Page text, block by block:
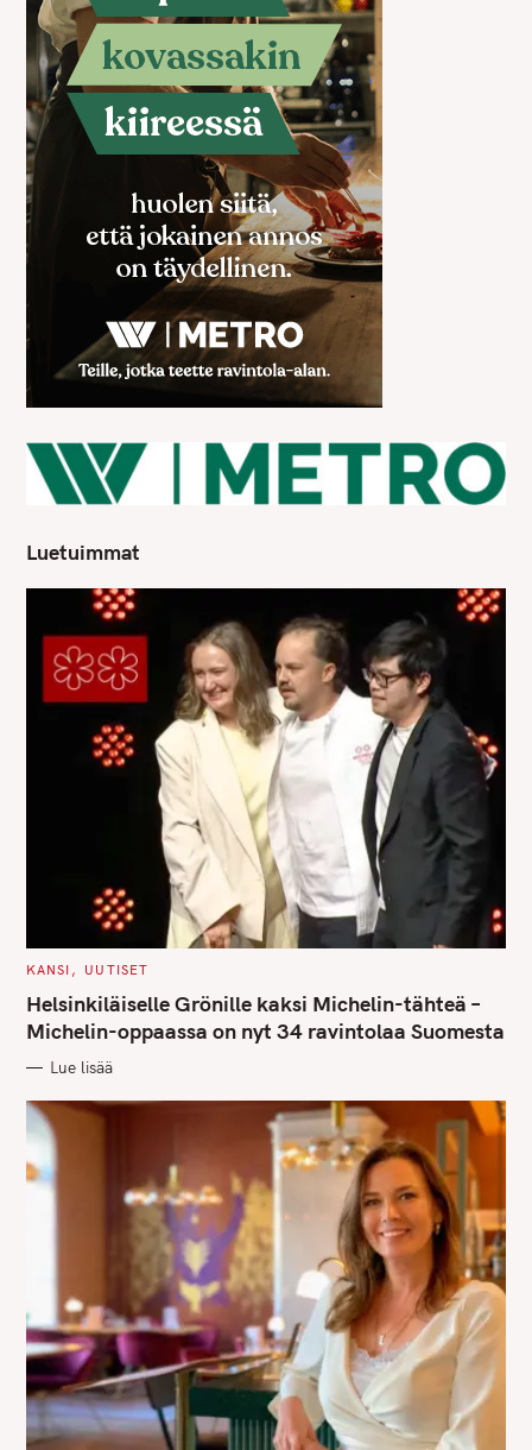
Luetuimmat
C
T
E
G
O
I
S
KANSI UUTISET
Helsinkiläiselle Grönille kaksi Michelin-tähteä –
Michelin-oppaassa on nyt 34 ravintolaa Suomesta
Lue lisää
e
a
r
f